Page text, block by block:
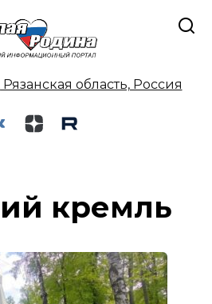
область, Россия
кремль